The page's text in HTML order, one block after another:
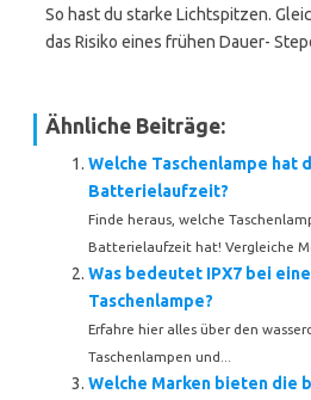
So hast du starke Lichtspitzen.
das Risiko eines frühen Dauer-
Ähnliche Beiträge:
Welche Taschenlampe hat
Batterielaufzeit?
Finde heraus, welche
Batterielaufzeit hat! Vergleiche
Was bedeutet IPX7 bei
Taschenlampe?
Erfahre hier alles über den
Taschenlampen und...
Welche Marken bieten die